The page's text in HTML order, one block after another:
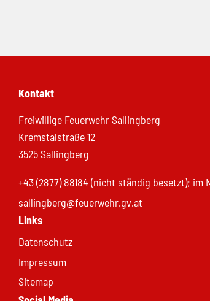
Kontakt
Freiwillige Feuerwehr Sallingberg
Kremstalstraße 12
3525 Sallingberg
+43 (2877) 88184 (nicht ständig besetzt); im
sallingberg@feuerwehr.gv.at
Links
Datenschutz
Impressum
Sitemap